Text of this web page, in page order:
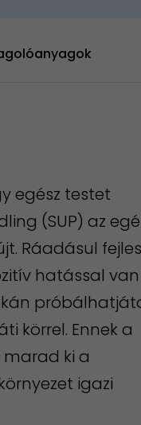
egész testet
(SUP) az
Ráadásul
hatással van
körrel. Ennek a
marad ki a
igazi